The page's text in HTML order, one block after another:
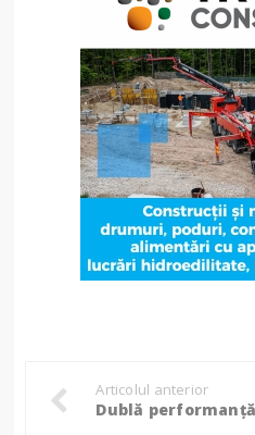
Articolul anterior